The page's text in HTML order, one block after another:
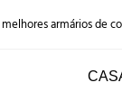
armários de